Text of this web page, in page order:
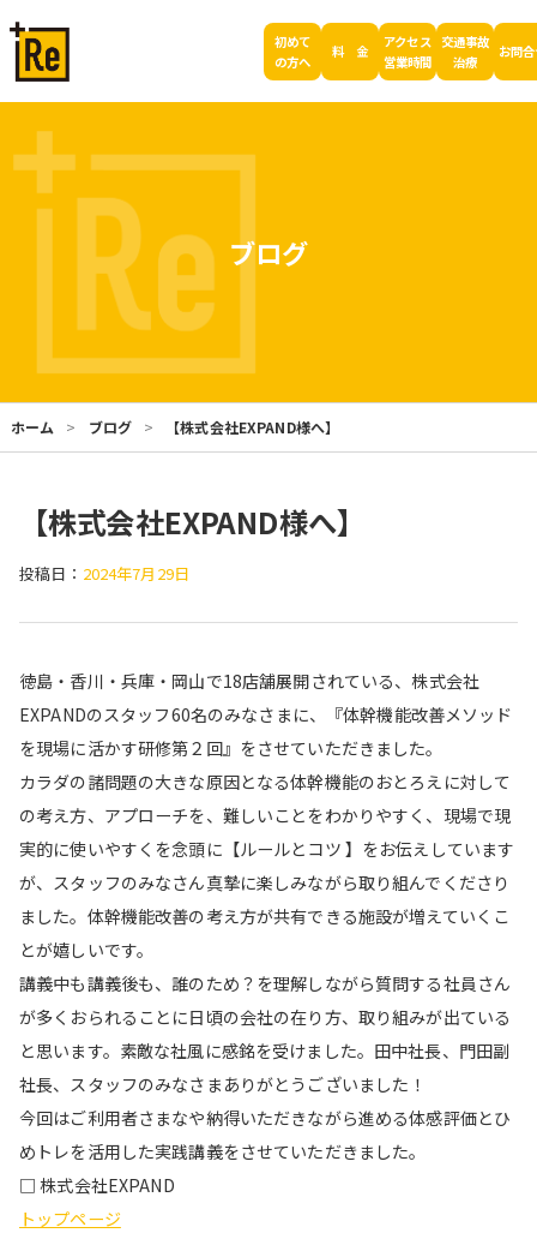
初めて
の方へ
料 金
アクセス
営業時間
交通事故
治療
お問
ブログ
ホーム ブログ 【株式会社EXPAND様へ】
【株式会社EXPAND様へ】
投稿日： 2024年7月29日
徳島・香川・兵庫・岡山で18店舗展開されている、株式会社
EXPANDのスタッフ60名のみなさまに、『体幹機能改善メソッド
を現場に活かす研修第２回』をさせていただきました。
カラダの諸問題の大きな原因となる体幹機能のおとろえに対して
の考え方、アプローチを、難しいことをわかりやすく、現場で現
実的に使いやすくを念頭に【ルールとコツ 】をお伝えしています
が、スタッフのみなさん真摯に楽しみながら取り組んでくださり
ました。体幹機能改善の考え方が共有できる施設が増えていくこ
とが嬉しいです。
講義中も講義後も、誰のため？を理解しながら質問する社員さん
が多くおられることに日頃の会社の在り方、取り組みが出ている
と思います。素敵な社風に感銘を受けました。田中社長、門田副
社長、スタッフのみなさまありがとうございました！
今回はご利用者さまなや納得いただきながら進める体感評価とひ
めトレを活用した実践講義をさせていただきました。
□ 株式会社EXPAND
トップページ